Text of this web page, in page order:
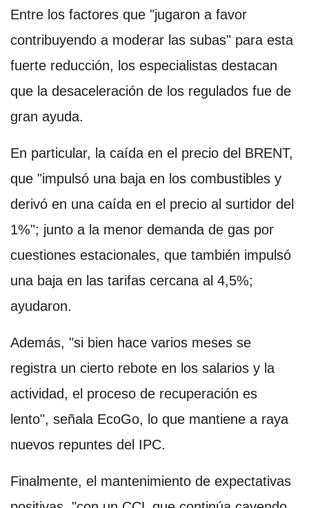
Entre los factores que "jugaron a favor
contribuyendo a moderar las subas" para esta
fuerte reducción, los especialistas destacan
que la desaceleración de los regulados fue de
gran ayuda.
En particular, la caída en el precio del BRENT,
que "impulsó una baja en los combustibles y
derivó en una caída en el precio al surtidor del
1%"; junto a la menor demanda de gas por
cuestiones estacionales, que también impulsó
una baja en las tarifas cercana al 4,5%;
ayudaron.
Además, "si bien hace varios meses se
registra un cierto rebote en los salarios y la
actividad, el proceso de recuperación es
lento", señala EcoGo, lo que mantiene a raya
nuevos repuntes del IPC.
Finalmente, el mantenimiento de expectativas